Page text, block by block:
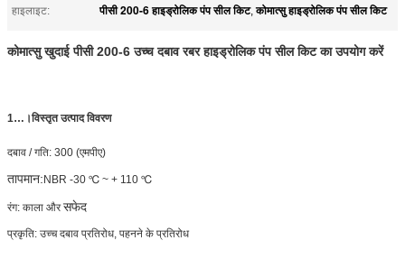
हाइलाइट:
पीसी 200-6 हाइड्रोलिक पंप सील किट,कोमात्सु हाइड्रोलिक पंप सील किट
कोमात्सु खुदाई पीसी 200-6 उच्च दबाव रबर हाइड्रोलिक पंप सील किट का उपयोग करें
1…।विस्तृत उत्पाद विवरण
दबाव / गति: 300 (एमपीए)
तापमान:NBR -30 ℃ ~ + 110 ℃
रंग: काला औरसफेद
प्रकृति: उच्च दबाव प्रतिरोध, पहनने के प्रतिरोध